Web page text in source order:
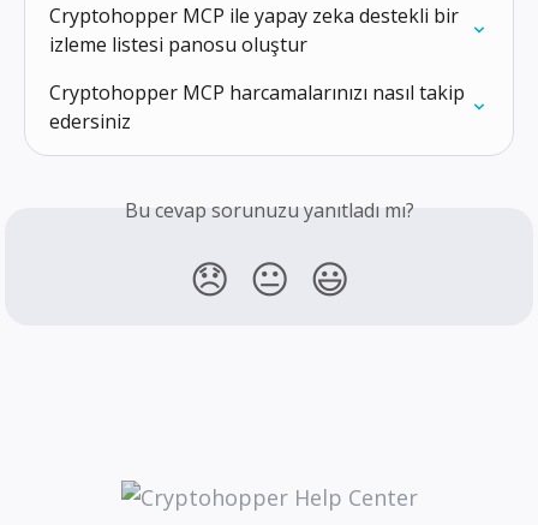
Cryptohopper MCP ile yapay zeka destekli bir
izleme listesi panosu oluştur
Cryptohopper MCP harcamalarınızı nasıl takip
edersiniz
Bu cevap sorunuzu yanıtladı mı?
😞 😐 😃